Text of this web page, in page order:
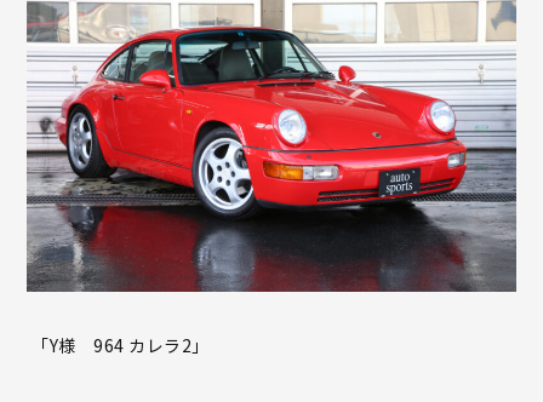
「Y様964 カレラ 2 」